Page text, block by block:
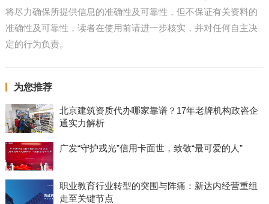
将尽力确保所提供信息的准确性及可靠性，但不保证有关资料的
准确性及可靠性，读者在使用前请进一步核实，并对任何自主决
定的行为负责。
为您推荐
北京建筑资质代办哪家靠谱？17年老牌机构政咨企
通实力解析
广发“守护戎光”信用卡面世，致敬“最可爱的人”
职业教育行业转型的突围与阵痛：新达内经营重组
走至关键节点